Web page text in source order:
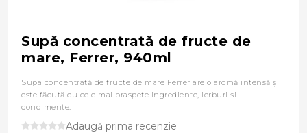
Supă concentrată de fructe de
mare, Ferrer, 940ml
Supa concentrată de fructe de mare Ferrer are o aromă intensă şi
este făcută cu cele mai praspete ingrediente, ierburi şi
condimente.
Adaugă prima recenzie